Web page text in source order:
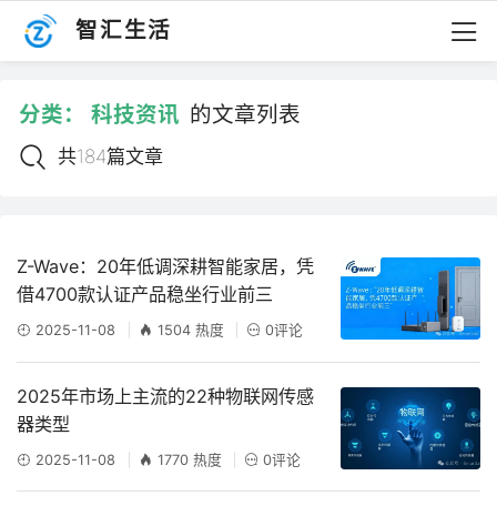
智汇生活
分类： 科技资讯 的文章列表
共184篇文章
Z-Wave：20年低调深耕智能家居，凭
借4700款认证产品稳坐行业前三
2025-11-08 1504 热度 0评论
2025年市场上主流的22种物联网传感
器类型
2025-11-08 1770 热度 0评论